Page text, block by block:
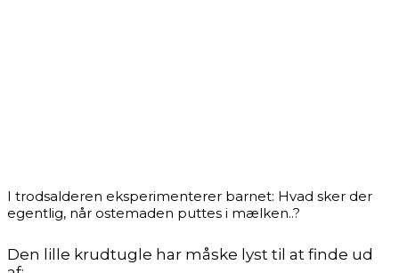
I trodsalderen eksperimenterer barnet: Hvad sker der
egentlig, når ostemaden puttes i mælken..?
Den lille krudtugle har måske lyst til at finde ud